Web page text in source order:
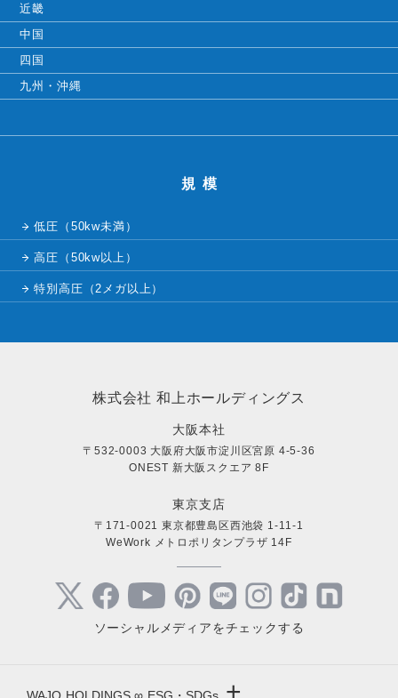
近畿
中国
四国
九州・沖縄
規模
低圧（50kw未満）
高圧（50kw以上）
特別高圧（2メガ以上）
株式会社 和上ホールディングス
大阪本社
〒532-0003 大阪府大阪市淀川区宮原 4-5-36
ONEST 新大阪スクエア 8F
東京支店
〒171-0021 東京都豊島区西池袋 1-11-1
WeWork メトロポリタンプラザ 14F
ソーシャルメディアをチェックする
WAJO HOLDINGS ∞ ESG・SDGs +